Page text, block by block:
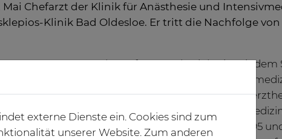
Mai Chefarzt der Klinik für Anästhesie und
Klinik Bad Oldesloe. Er tritt die Nachfolge
Dr.
Der Facharzt für Anästhesiologie mit dem
„Spezielle anästhesiologische
„Notfallmedizin“ und „Spezielle
beendete sein Studium der
Liebig-Universität Gießen im Jahre 1995
externe Dienste ein. Cookies sind zum
unserer Website. Zum anderen